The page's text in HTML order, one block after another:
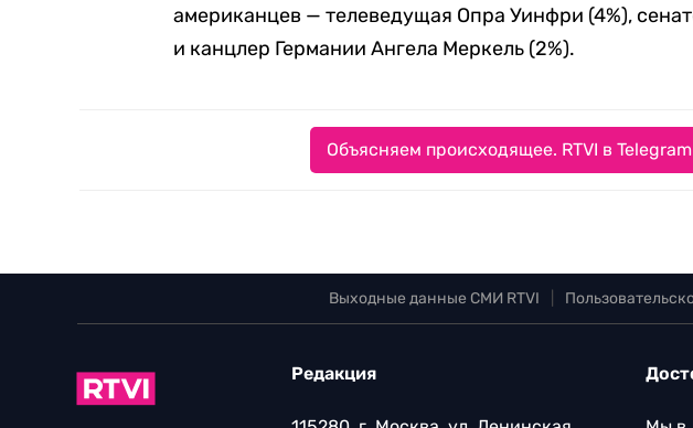
американцев — телеведущая Опра Уинфри (4%),
и канцлер Германии Ангела Меркель (2%).
Объясняем происходящее. RTVI в Telegram
Выходные данные СМИ RTVI
Редакция